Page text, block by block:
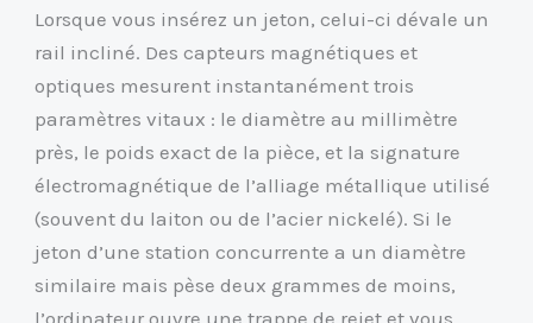
Lorsque vous insérez un jeton, celui-ci dévale un
rail incliné. Des capteurs magnétiques et
optiques mesurent instantanément trois
paramètres vitaux : le diamètre au millimètre
près, le poids exact de la pièce, et la signature
électromagnétique de l’alliage métallique utilisé
(souvent du laiton ou de l’acier nickelé). Si le
jeton d’une station concurrente a un diamètre
similaire mais pèse deux grammes de moins,